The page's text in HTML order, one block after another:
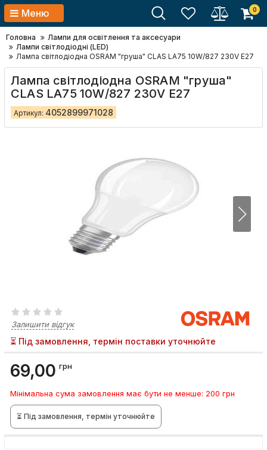
Меню 0
Головна
Лампи для освітлення та аксесуари
Лампи світлодіодні (LED)
Лампа світлодіодна OSRAM "груша" CLAS LA75 10W/827 230V E27
Лампа світлодіодна OSRAM "груша"
CLAS LA75 10W/827 230V E27
Артикул: 4052899971028
Залишити відгук
⏳ Під замовлення, термін поставки уточнюйте
69,00 грн
Мінімальна сума замовлення має бути не менше: 200 грн
⏳ Під замовлення, термін уточнюйте